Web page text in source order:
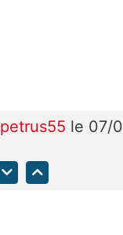
petrus55 le 07/